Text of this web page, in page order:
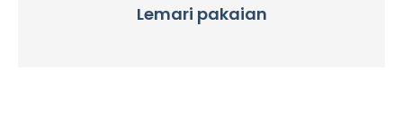
Lemari pakaian